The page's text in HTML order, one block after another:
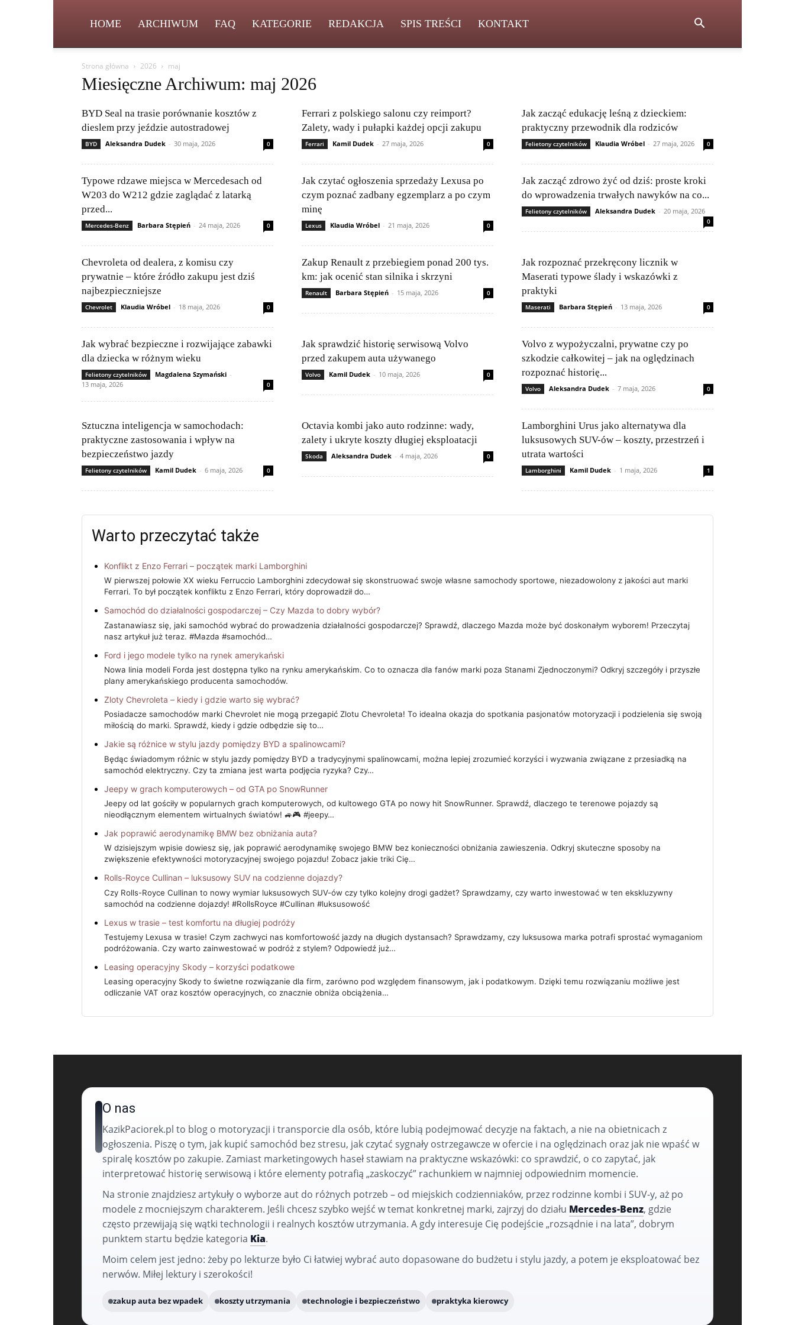
HOME ARCHIWUM FAQ KATEGORIE REDAKCJA SPIS TREŚCI KONTAKT
Strona główna 2026 maj
Miesięczne Archiwum: maj 2026
BYD Seal na trasie porównanie kosztów z
dieslem przy jeździe autostradowej
BYD Aleksandra Dudek - 30 maja, 2026 0
Ferrari z polskiego salonu czy reimport?
Zalety, wady i pułapki każdej opcji zakupu
Ferrari Kamil Dudek - 27 maja, 2026 0
Jak zacząć edukację leśną z dzieckiem:
praktyczny przewodnik dla rodziców
Felietony czytelników Klaudia Wróbel - 27 maja, 2026 0
Typowe rdzawe miejsca w Mercedesach od
W203 do W212 gdzie zaglądać z latarką
przed...
Mercedes-Benz Barbara Stępień - 24 maja, 2026 0
Jak czytać ogłoszenia sprzedaży Lexusa po
czym poznać zadbany egzemplarz a po czym
minę
Lexus Klaudia Wróbel - 21 maja, 2026 0
Jak zacząć zdrowo żyć od dziś: proste kroki
do wprowadzenia trwałych nawyków na co...
Felietony czytelników Aleksandra Dudek - 20 maja, 2026
0
Chevroleta od dealera, z komisu czy
prywatnie – które źródło zakupu jest dziś
najbezpieczniejsze
Chevrolet Klaudia Wróbel - 18 maja, 2026 0
Zakup Renault z przebiegiem ponad 200 tys.
km: jak ocenić stan silnika i skrzyni
Renault Barbara Stępień - 15 maja, 2026 0
Jak rozpoznać przekręcony licznik w
Maserati typowe ślady i wskazówki z
praktyki
Maserati Barbara Stępień - 13 maja, 2026 0
Jak wybrać bezpieczne i rozwijające zabawki
dla dziecka w różnym wieku
Felietony czytelników Magdalena Szymański -
13 maja, 2026
0
Jak sprawdzić historię serwisową Volvo
przed zakupem auta używanego
Volvo Kamil Dudek - 10 maja, 2026 0
Volvo z wypożyczalni, prywatne czy po
szkodzie całkowitej – jak na oględzinach
rozpoznać historię...
Volvo Aleksandra Dudek - 7 maja, 2026 0
Sztuczna inteligencja w samochodach:
praktyczne zastosowania i wpływ na
bezpieczeństwo jazdy
Felietony czytelników Kamil Dudek - 6 maja, 2026 0
Octavia kombi jako auto rodzinne: wady,
zalety i ukryte koszty długiej eksploatacji
Skoda Aleksandra Dudek - 4 maja, 2026 0
Lamborghini Urus jako alternatywa dla
luksusowych SUV-ów – koszty, przestrzeń i
utrata wartości
Lamborghini Kamil Dudek - 1 maja, 2026 1
Warto przeczytać także
Konflikt z Enzo Ferrari – początek marki Lamborghini
W pierwszej połowie XX wieku Ferruccio Lamborghini zdecydował się skonstruować swoje własne samochody sportowe, niezadowolony z jakości aut marki
Ferrari. To był początek konfliktu z Enzo Ferrari, który doprowadził do…
Samochód do działalności gospodarczej – Czy Mazda to dobry wybór?
Zastanawiasz się, jaki samochód wybrać do prowadzenia działalności gospodarczej? Sprawdź, dlaczego Mazda może być doskonałym wyborem! Przeczytaj
nasz artykuł już teraz. #Mazda #samochód…
Ford i jego modele tylko na rynek amerykański
Nowa linia modeli Forda jest dostępna tylko na rynku amerykańskim. Co to oznacza dla fanów marki poza Stanami Zjednoczonymi? Odkryj szczegóły i przyszłe
plany amerykańskiego producenta samochodów.
Zloty Chevroleta – kiedy i gdzie warto się wybrać?
Posiadacze samochodów marki Chevrolet nie mogą przegapić Zlotu Chevroleta! To idealna okazja do spotkania pasjonatów motoryzacji i podzielenia się swoją
miłością do marki. Sprawdź, kiedy i gdzie odbędzie się to…
Jakie są różnice w stylu jazdy pomiędzy BYD a spalinowcami?
Będąc świadomym różnic w stylu jazdy pomiędzy BYD a tradycyjnymi spalinowcami, można lepiej zrozumieć korzyści i wyzwania związane z przesiadką na
samochód elektryczny. Czy ta zmiana jest warta podjęcia ryzyka? Czy…
Jeepy w grach komputerowych – od GTA po SnowRunner
Jeepy od lat gościły w popularnych grach komputerowych, od kultowego GTA po nowy hit SnowRunner. Sprawdź, dlaczego te terenowe pojazdy są
nieodłącznym elementem wirtualnych światów! 🚙🎮 #jeepy…
Jak poprawić aerodynamikę BMW bez obniżania auta?
W dzisiejszym wpisie dowiesz się, jak poprawić aerodynamikę swojego BMW bez konieczności obniżania zawieszenia. Odkryj skuteczne sposoby na
zwiększenie efektywności motoryzacyjnej swojego pojazdu! Zobacz jakie triki Cię…
Rolls-Royce Cullinan – luksusowy SUV na codzienne dojazdy?
Czy Rolls-Royce Cullinan to nowy wymiar luksusowych SUV-ów czy tylko kolejny drogi gadżet? Sprawdzamy, czy warto inwestować w ten ekskluzywny
samochód na codzienne dojazdy! #RollsRoyce #Cullinan #luksusowość
Lexus w trasie – test komfortu na długiej podróży
Testujemy Lexusa w trasie! Czym zachwyci nas komfortowość jazdy na długich dystansach? Sprawdzamy, czy luksusowa marka potrafi sprostać wymaganiom
podróżowania. Czy warto zainwestować w podróż z stylem? Odpowiedź już…
Leasing operacyjny Skody – korzyści podatkowe
Leasing operacyjny Skody to świetne rozwiązanie dla firm, zarówno pod względem finansowym, jak i podatkowym. Dzięki temu rozwiązaniu możliwe jest
odliczanie VAT oraz kosztów operacyjnych, co znacznie obniża obciążenia…
O nas
KazikPaciorek.pl to blog o motoryzacji i transporcie dla osób, które lubią podejmować decyzje na faktach, a nie na obietnicach z
ogłoszenia. Piszę o tym, jak kupić samochód bez stresu, jak czytać sygnały ostrzegawcze w ofercie i na oględzinach oraz jak nie wpaść w
spiralę kosztów po zakupie. Zamiast marketingowych haseł stawiam na praktyczne wskazówki: co sprawdzić, o co zapytać, jak
interpretować historię serwisową i które elementy potrafią „zaskoczyć” rachunkiem w najmniej odpowiednim momencie.
Na stronie znajdziesz artykuły o wyborze aut do różnych potrzeb – od miejskich codzienniaków, przez rodzinne kombi i SUV-y, aż po
modele z mocniejszym charakterem. Jeśli chcesz szybko wejść w temat konkretnej marki, zajrzyj do działu Mercedes-Benz, gdzie
często przewijają się wątki technologii i realnych kosztów utrzymania. A gdy interesuje Cię podejście „rozsądnie i na lata”, dobrym
punktem startu będzie kategoria Kia.
Moim celem jest jedno: żeby po lekturze było Ci łatwiej wybrać auto dopasowane do budżetu i stylu jazdy, a potem je eksploatować bez
nerwów. Miłej lektury i szerokości!
zakup auta bez wpadek koszty utrzymania technologie i bezpieczeństwo praktyka kierowcy